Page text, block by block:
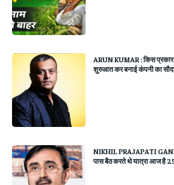
ARUN KUMAR : किस
शुरुआत कर बनाई कंपनी का
NIKHIL PRAJAPATI
पास बैठ करते थे यात्रा आज है